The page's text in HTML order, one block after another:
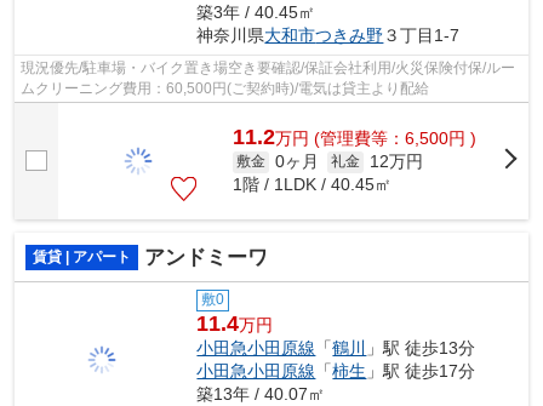
築3年 / 40.45㎡
神奈川県大和市つきみ野３丁目1-7
現況優先/駐車場・バイク置き場空き要確認/保証会社利用/火災保険付保/ルー
ムクリーニング費用：60,500円(ご契約時)/電気は貸主より配給
11.2万円 (管理費等：6,500円 )
敷金 0ヶ月 礼金
12万円
1階 / 1LDK / 40.45㎡
賃貸 | アパート アンドミーワ
敷0
11.4万円
小田急小田原線 「鶴川
」駅 徒歩13分
小田急小田原線 「柿生 」駅 徒歩17分
築13年 / 40.07㎡